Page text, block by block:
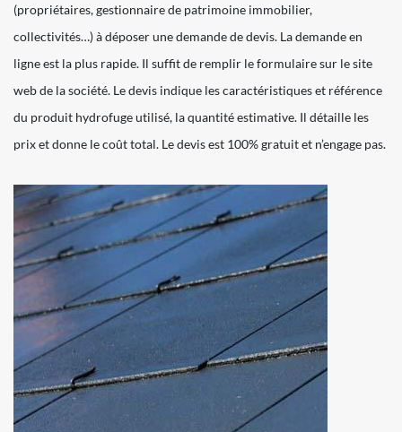
(propriétaires, gestionnaire de patrimoine immobilier,
collectivités…) à déposer une demande de devis. La demande en
ligne est la plus rapide. Il suffit de remplir le formulaire sur le site
web de la société. Le devis indique les caractéristiques et référence
du produit hydrofuge utilisé, la quantité estimative. Il détaille les
prix et donne le coût total. Le devis est 100% gratuit et n’engage pas.